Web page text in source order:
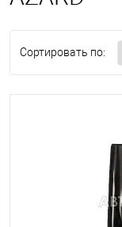
Сортировать по: